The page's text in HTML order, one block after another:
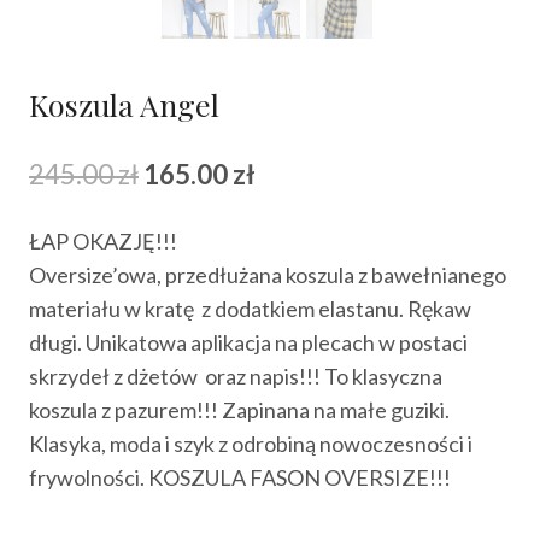
Koszula Angel
245.00zł Pierwotna
wynosiła:
245.00 zł.
165.00zł
wynosi:
165.00 zł.
ŁAP OKAZJĘ!!!
Oversize’owa, przedłużana koszula z bawełnianego
materiału w kratę z dodatkiem elastanu. Rękaw
długi. Unikatowa aplikacja na plecach w postaci
skrzydeł z dżetów oraz napis!!! To klasyczna
koszula z pazurem!!! Zapinana na małe guziki.
Klasyka, moda i szyk z odrobiną nowoczesności i
frywolności. KOSZULA FASON OVERSIZE!!!